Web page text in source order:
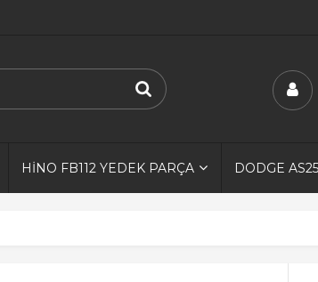
HİNO FB112 YEDEK PARÇA DODGE